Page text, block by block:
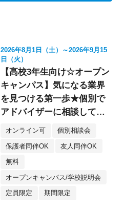
2026年8月1日（土）～2026年9月15
日（火）
【高校3年生向け☆オープン
キャンパス】気になる業界
を見つける第一歩★個別で
アドバイザーに相談してみ
オンライン可 個別相談会
保護者同伴OK 友人同伴OK
無料
オープンキャンパス/学校説明会
定員限定 期間限定